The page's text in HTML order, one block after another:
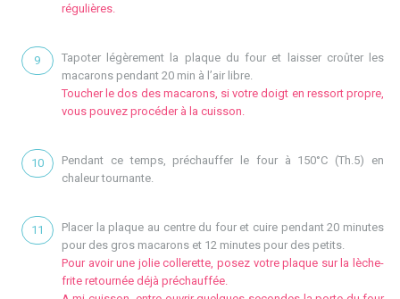
régulières.
Tapoter légèrement la plaque du four et laisser croûter les
macarons pendant 20 min à l’air libre.
Toucher le dos des macarons, si votre doigt en ressort propre,
vous pouvez procéder à la cuisson.
Pendant ce temps, préchauffer le four à 150°C (Th.5) en
chaleur tournante.
Placer la plaque au centre du four et cuire pendant 20 minutes
pour des gros macarons et 12 minutes pour des petits.
Pour avoir une jolie collerette, posez votre plaque sur la lèche-
frite retournée déjà préchauffée.